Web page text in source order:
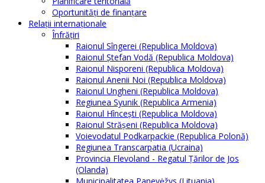
Oportunităţi de finanţare
Relaţii internaţionale
Înfrăţiri
Raionul Sîngerei (Republica Moldova)
Raionul Ștefan Vodă (Republica Moldova)
Raionul Nisporeni (Republica Moldova)
Raionul Anenii Noi (Republica Moldova)
Raionul Ungheni (Republica Moldova)
Regiunea Syunik (Republica Armenia)
Raionul Hîncești (Republica Moldova)
Raionul Străşeni (Republica Moldova)
Voievodatul Podkarpackie (Republica Polonă)
Regiunea Transcarpatia (Ucraina)
Provincia Flevoland - Regatul Ţărilor de Jos
(Olanda)